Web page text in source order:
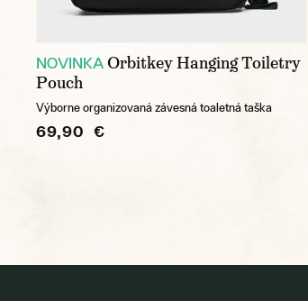
NOVINKAOrbitkey Hanging Toiletry
Pouch
Výborne organizovaná závesná toaletná taška
69,90 €